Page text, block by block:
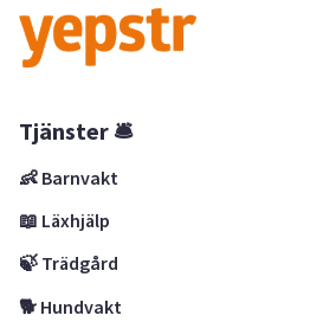
Tjänster 🛎
👶 Barnvakt
📖 Läxhjälp
🍃 Trädgård
🐕 Hundvakt